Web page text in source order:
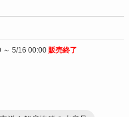
～ 5/16 00:00 販売終了